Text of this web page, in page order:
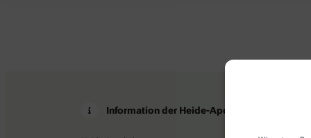
Information der Heide-Apotheke